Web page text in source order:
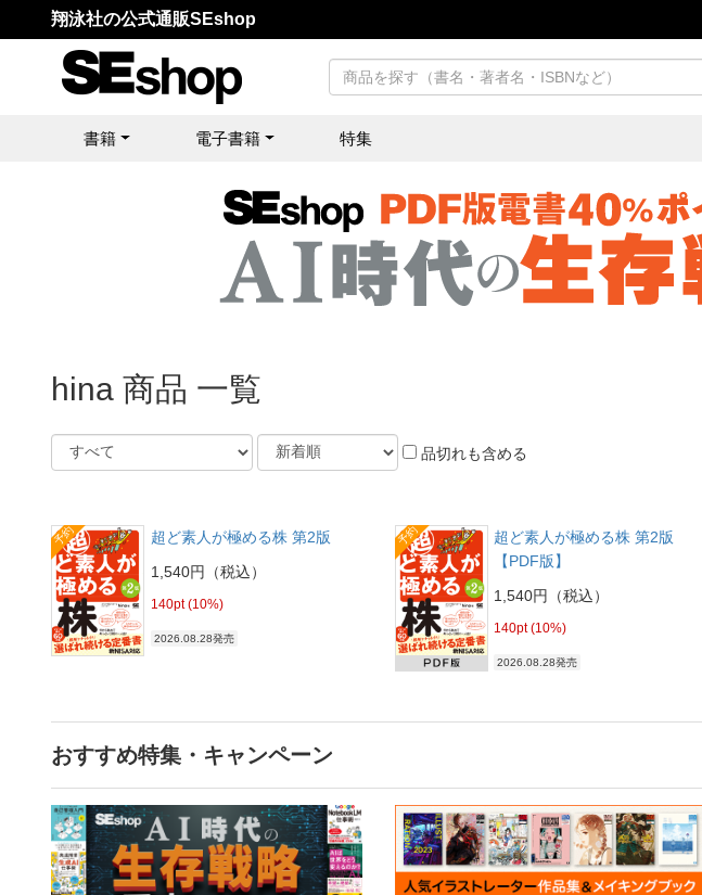
翔泳社の公式通販SEshop
書籍 電子書籍 特集
hina 商品 一覧
品切れも含める
予約
超ど素人が極める株 第2版
1,540円（税込）
140pt (10%)
2026.08.28発売
予約
超ど素人が極める株 第2版
【PDF版】
1,540円（税込）
140pt (10%)
2026.08.28発売
おすすめ特集・キャンペーン